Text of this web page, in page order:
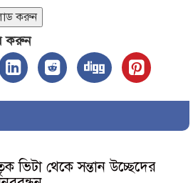
করুন
করুন
ভিটা থেকে সন্তান উচ্ছেদের